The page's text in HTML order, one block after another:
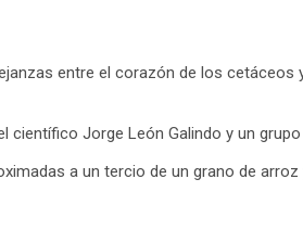
entre el corazón de los cetáceos
científico Jorge León Galindo y un
a un tercio de un grano de